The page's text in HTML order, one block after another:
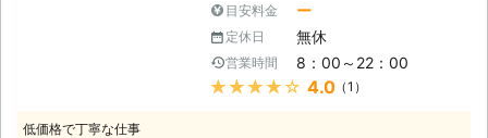
組立させて頂きます。 【新しい家具
を購入の際にお役に立ちます】 例え
ば、組立が難しいものにベッドがござ
います。やはりその大きさから、1人
阜県内のさまざまな地域へと出張する
ことができます。また年中無休で営業
しているため、皆さんのご都合に合わ
せた作業をすることが可能になってい
目安料金 ー
定休日 無休
営業時間 8：00～22：00
★★★★★ 4.0（1）
低価格で丁寧な仕事